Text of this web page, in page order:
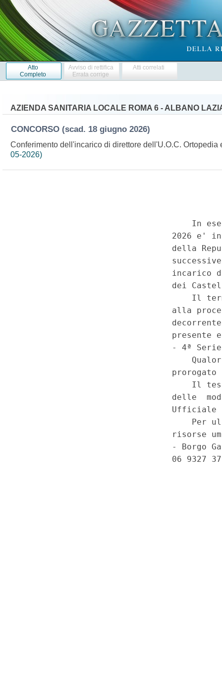
Atto
Completo
Avviso di rettifica
Errata corrige
Atti correlati
AZIENDA SANITARIA LOCALE ROMA 6 - ALBANO
CONCORSO (scad. 18 giugno 2026)
Conferimento dell'incarico di direttore dell'U.O.C.
05-2026)